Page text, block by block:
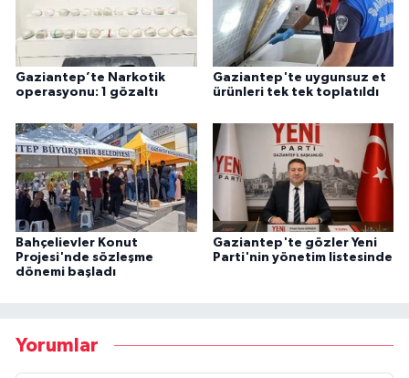
Gaziantep’te Narkotik
operasyonu: 1 gözaltı
Gaziantep'te uygunsuz et
ürünleri tek tek toplatıldı
Bahçelievler Konut
Projesi'nde sözleşme
dönemi başladı
Gaziantep'te gözler Yeni
Parti'nin yönetim listesinde
Yorumlar